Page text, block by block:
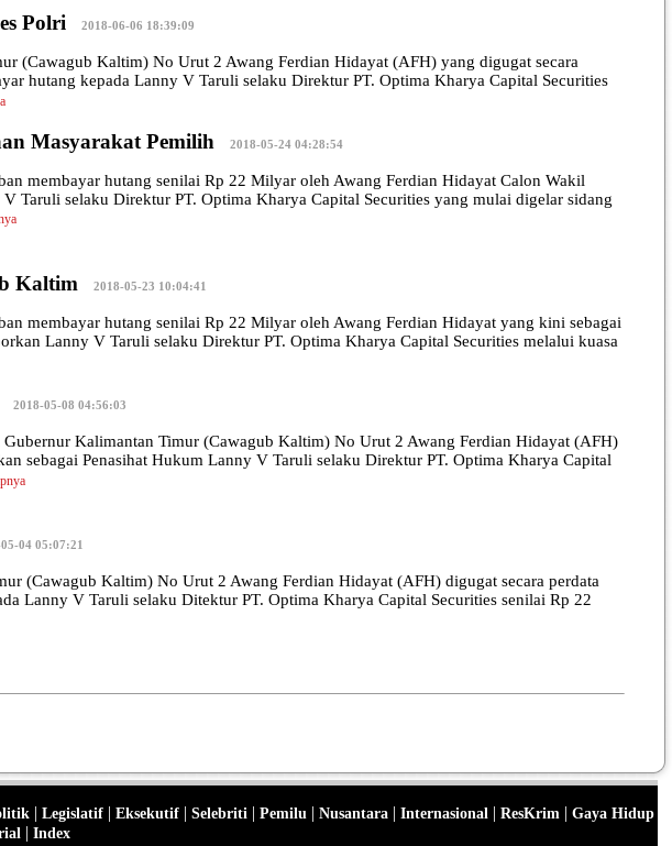
Polri 2018-06-06 18:39:09
Kaltim) No Urut 2 Awang Ferdian Hidayat (AFH) yang digugat secara
hutang kepada Lanny V Taruli selaku Direktur PT. Optima Kharya Capital Securities
Masyarakat Pemilih 2018-05-24 04:28:54
membayar hutang senilai Rp 22 Milyar oleh Awang Ferdian Hidayat Calon Wakil
selaku Direktur PT. Optima Kharya Capital Securities yang mulai digelar sidang
Kaltim 2018-05-23 10:04:41
membayar hutang senilai Rp 22 Milyar oleh Awang Ferdian Hidayat yang kini sebagai
Lanny V Taruli selaku Direktur PT. Optima Kharya Capital Securities melalui kuasa
2018-05-08 04:56:03
Kalimantan Timur (Cawagub Kaltim) No Urut 2 Awang Ferdian Hidayat (AFH)
sebagai Penasihat Hukum Lanny V Taruli selaku Direktur PT. Optima Kharya Capital
04 05:07:21
(Cawagub Kaltim) No Urut 2 Awang Ferdian Hidayat (AFH) digugat secara perdata
Lanny V Taruli selaku Ditektur PT. Optima Kharya Capital Securities senilai Rp 22
| Legislatif| Eksekutif| Selebriti | Pemilu | Nusantara| Internasional | ResKrim | Gaya Hidup
| Index